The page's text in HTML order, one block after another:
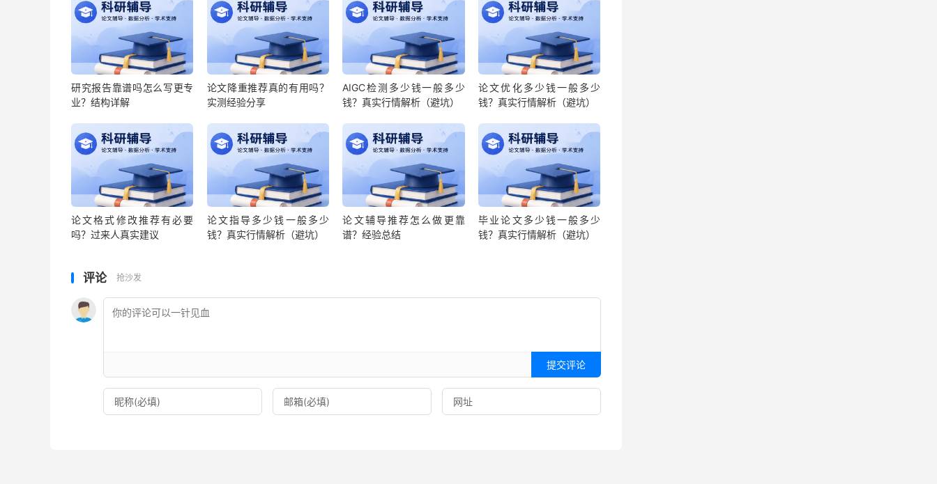
研究报告靠谱吗怎么写更专
业？结构详解
论文降重推荐真的有用吗？
实测经验分享
AIGC检测多少钱一般多少
钱？真实行情解析（避坑）
论文优化多少钱一般多少
钱？真实行情解析（避坑）
论文格式修改推荐有必要
吗？过来人真实建议
论文指导多少钱一般多少
钱？真实行情解析（避坑）
论文辅导推荐怎么做更靠
谱？经验总结
毕业论文多少钱一般多少
钱？真实行情解析（避坑）
评论 抢沙发
提交评论